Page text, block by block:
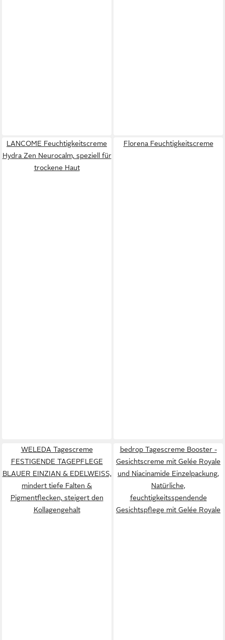
LANCOME Feuchtigkeitscreme
Hydra Zen Neurocalm, speziell für
trockene Haut
Florena Feuchtigkeitscreme
WELEDA Tagescreme
FESTIGENDE TAGEPFLEGE
BLAUER EINZIAN & EDELWEISS,
mindert tiefe Falten &
Pigmentflecken, steigert den
Kollagengehalt
bedrop Tagescreme Booster -
Gesichtscreme mit Gelée Royale
und Niacinamide Einzelpackung,
Natürliche,
feuchtigkeitsspendende
Gesichtspflege mit Gelée Royale